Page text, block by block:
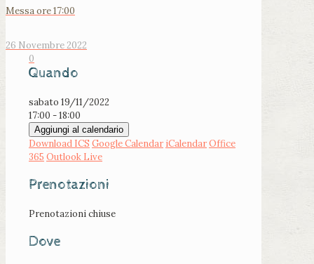
Messa ore 17:00
26 Novembre 2022
0
Quando
sabato 19/11/2022
17:00 - 18:00
Aggiungi al calendario
Download ICS Google Calendar iCalendarOffice
365 Outlook Live
Prenotazioni
Prenotazioni chiuse
Dove